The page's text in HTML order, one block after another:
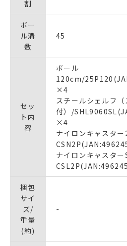
割
ポー
ル溝
数
45
セッ
ト内
容
ポール
120cm/
×4
スチールシェルフ（
付）/
×4
ナイロンキャスタ
ナイロンキャスタ
梱包
サイ
ズ/
重量
(約)
-